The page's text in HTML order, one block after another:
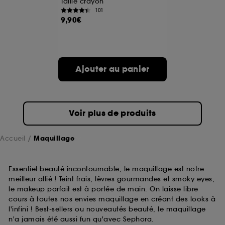
101
9,90€
Ajouter au panier
Voir plus de produits
Accueil Maquillage
Essentiel beauté incontournable, le maquillage est notre
meilleur allié ! Teint frais, lèvres gourmandes et smoky eyes,
le makeup parfait est à portée de main. On laisse libre
cours à toutes nos envies maquillage en créant des looks à
l'infini ! Best-sellers ou nouveautés beauté, le maquillage
n'a jamais été aussi fun qu'avec Sephora.
A l'exception des cookies techniques, le dépôt et la
choix" ci-dessous ou décider de "tout accepter".
Sephora pourra associer les informations de
navigation collectées par ces Cookies, pour les
sur "continuer sans accepter". Voous pouvez à tout
moment choisir de retirer votrte consentement. Si vous
souhaitez obtenir plus d'information sur les cookies